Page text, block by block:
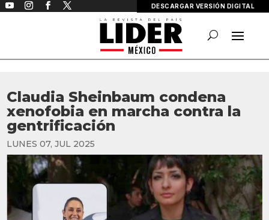
DESCARGAR VERSIÓN DIGITAL
Claudia Sheinbaum condena
xenofobia en marcha contra la
gentrificación
LUNES 07, JUL 2025